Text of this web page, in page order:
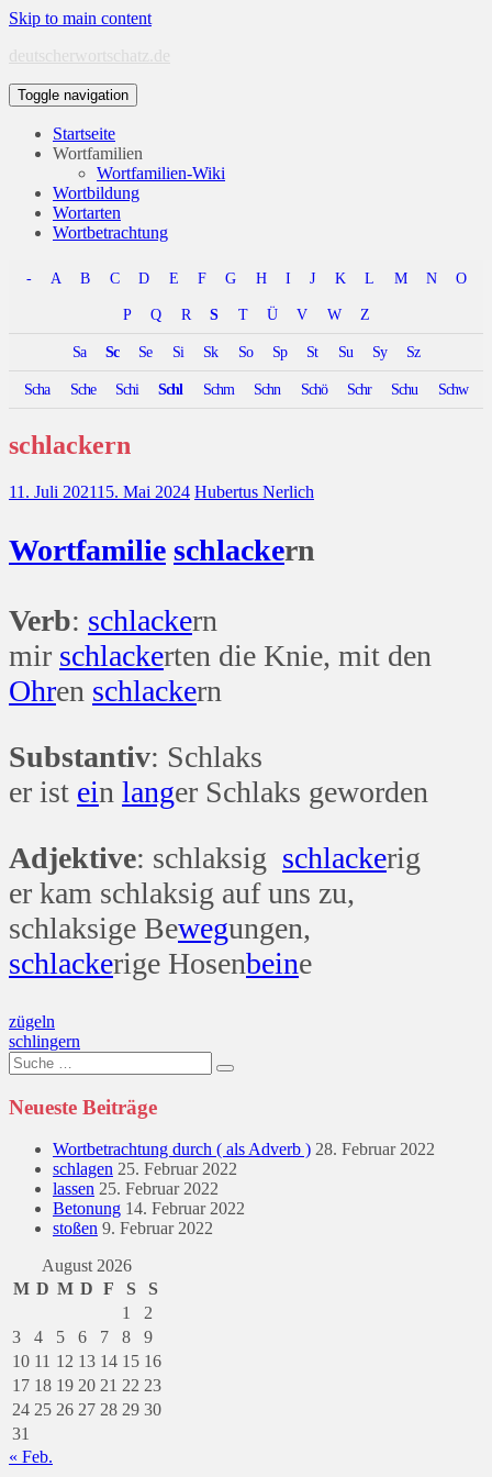
Skip to main content
deutscherwortschatz.de
Toggle navigation
Startseite
Wortfamilien
Wortfamilien-Wiki
Wortbildung
Wortarten
Wortbetrachtung
- A B C D E F G H I J K L M N O
P Q R S T Ü V W Z
Sa Sc Se Si Sk So Sp St Su Sy Sz
Scha Sche Schi Schl Schm Schn Schö Schr Schu Schw
schlackern
11. Juli 202115. Mai 2024 Hubertus Nerlich
Wortfamilie schlackern
Verb: schlackern
mir schlackerten die Knie, mit den
Ohren schlackern
Substantiv: Schlaks
er ist ein langer Schlaks geworden
Adjektive: schlaksig schlackerig
er kam schlaksig auf uns zu,
schlaksige Bewegungen,
schlackerige Hosenbeine
Beitragsnavigation
zügeln
schlingern
Suche
nach:
Neueste Beiträge
Wortbetrachtung durch ( als Adverb ) 28. Februar 2022
schlagen 25. Februar 2022
lassen 25. Februar 2022
Betonung 14. Februar 2022
stoßen 9. Februar 2022
August 2026
M D M D F S
S
1
2
3
4 5 6 7 8
9
10 11 12 13 14 15 16
17 18 19 20 21 22 23
24 25 26 27 28 29 30
31
« Feb.